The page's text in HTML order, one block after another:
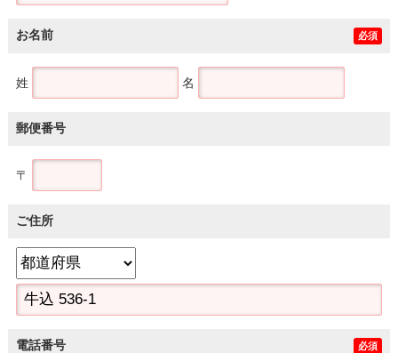
お名前 必須
姓 名
郵便番号
〒
ご住所
電話番号 必須